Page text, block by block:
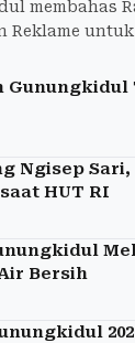
membahas
Reklame
Ngisep
HUT RI
Bersih